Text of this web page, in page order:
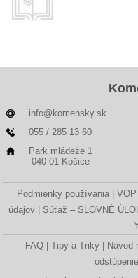
info@komensky.sk
055 / 285 13 60
Park mládeže 1
040 01 Košice
Podmienky používania
údajov
Súťaž – SLOVNÉ
FAQ
Tipy a Triky Návod